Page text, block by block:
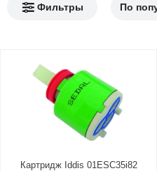
Фильтры
Картридж Iddis 01ESC35i82